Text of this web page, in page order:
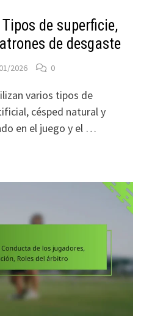
de superficie,
de desgaste
2026 0
varios tipos de
césped natural y
en el juego y el …